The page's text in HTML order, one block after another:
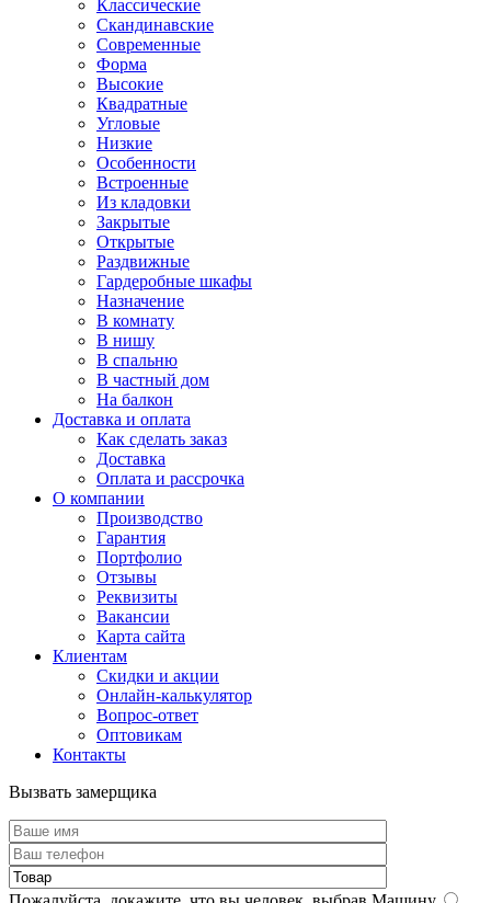
Классические
Скандинавские
Современные
Форма
Высокие
Квадратные
Угловые
Низкие
Особенности
Встроенные
Из кладовки
Закрытые
Открытые
Раздвижные
Гардеробные шкафы
Назначение
В комнату
В нишу
В спальню
В частный дом
На балкон
Доставка и оплата
Как сделать заказ
Доставка
Оплата и рассрочка
О компании
Производство
Гарантия
Портфолио
Отзывы
Реквизиты
Вакансии
Карта сайта
Клиентам
Скидки и акции
Онлайн-калькулятор
Вопрос-ответ
Оптовикам
Контакты
Вызвать замерщика